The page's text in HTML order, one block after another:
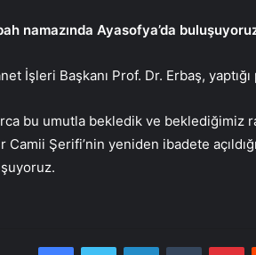
namazında Ayasofya’da
İşleri Başkanı Prof. Dr. Erbaş,
bu umutla bekledik ve beklediğimiz
Camii Şerifi’nin yeniden ibadete
FacebookTwitter LinkedInTumblr